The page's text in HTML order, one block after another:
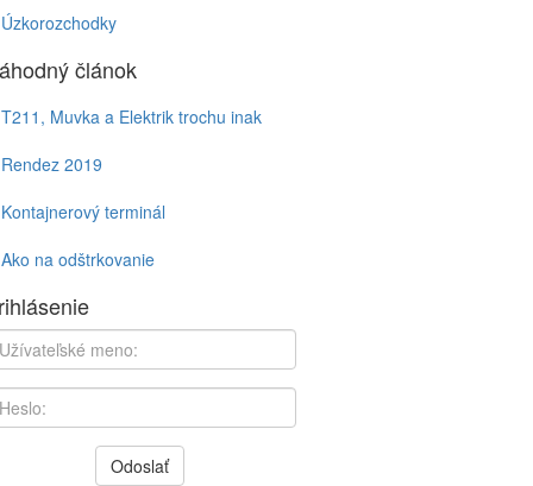
Úzkorozchodky
článok
T211, Muvka a Elektrik trochu inak
Rendez 2019
Kontajnerový terminál
Ako na odštrkovanie
Odoslať